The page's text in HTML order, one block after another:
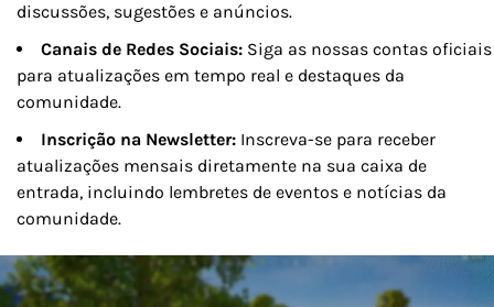
discussões, sugestões e anúncios.
Canais de Redes Sociais: Siga as nossas contas oficiais
para atualizações em tempo real e destaques da
comunidade.
Inscrição na Newsletter: Inscreva-se para receber
atualizações mensais diretamente na sua caixa de
entrada, incluindo lembretes de eventos e notícias da
comunidade.